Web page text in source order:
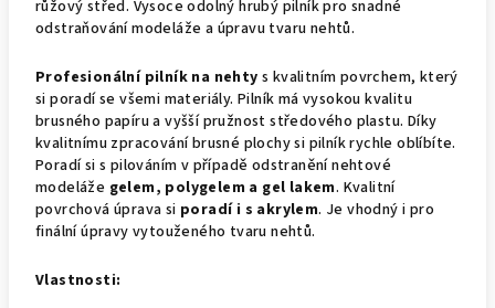
růžový střed. Vysoce odolný hrubý pilník pro snadné
odstraňování modeláže a úpravu tvaru nehtů.
Profesionální pilník na nehty s kvalitním povrchem, který
si poradí se všemi materiály. Pilník má vysokou kvalitu
brusného papíru a vyšší pružnost středového plastu. Díky
kvalitnímu zpracování brusné plochy si pilník rychle oblíbíte.
Poradí si s pilováním v případě odstranění nehtové
modeláže gelem, polygelem a gel lakem. Kvalitní
povrchová úprava si poradí i s akrylem. Je vhodný i pro
finální úpravy vytouženého tvaru nehtů.
Vlastnosti: